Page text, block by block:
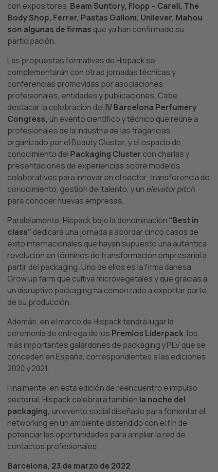
con expositores. Beam Suntory, Flopp – Careli, The
Body Shop, Ferrer, Pastas Gallom, Unilever, Mahou
son algunas de firmas que ya han confirmado su
participación.
Las propuestas formativas de Hispack se
complementarán con otras jornadas técnicas y
conferencias promovidas por asociaciones
profesionales, entidades y publicaciones. Cabe
destacar la celebración del IV Barcelona Perfumery
Congress, un evento científico y técnico que reúne a
profesionales de la industria de las fragancias
organizado por el Beauty Cluster, y el espacio de
conocimiento del Packaging Cluster con charlas y
presentaciones de experiencias sobre modelos
colaborativos para innovar en el sector, transferencia de
conocimiento, gestión del talento, y un elevator pitch
para conocer nuevas empresas.
Paralelamente, Hispack bajo la denominación “Best in
class” dedicará una jornada a abordar cinco casos de
éxito internacionales que hayan supuesto una auténtica
revolución en términos de transformación empresarial a
partir del packaging. Uno de ellos es la firma danesa
Grow up farm que cultiva microvegetales y que gracias a
un disruptivo packaging ha comenzado a exportar parte
de su producción.
Además, en el marco de Hispack tendrá lugar la
ceremonia de entrega de los Premios Liderpack, los
más importantes galardones de packaging y PLV que se
conceden en España, correspondientes a las ediciones
2020 y 2021.
Finalmente, en esta edición de reencuentro e impulso
sectorial, Hispack celebrará también la noche del
packaging, un evento social diseñado para fomentar el
networking en un ambiente distendido con el fin de
potenciar las oportunidades para ampliar la red de
contactos profesionales.
Barcelona, 23 de marzo de 2022